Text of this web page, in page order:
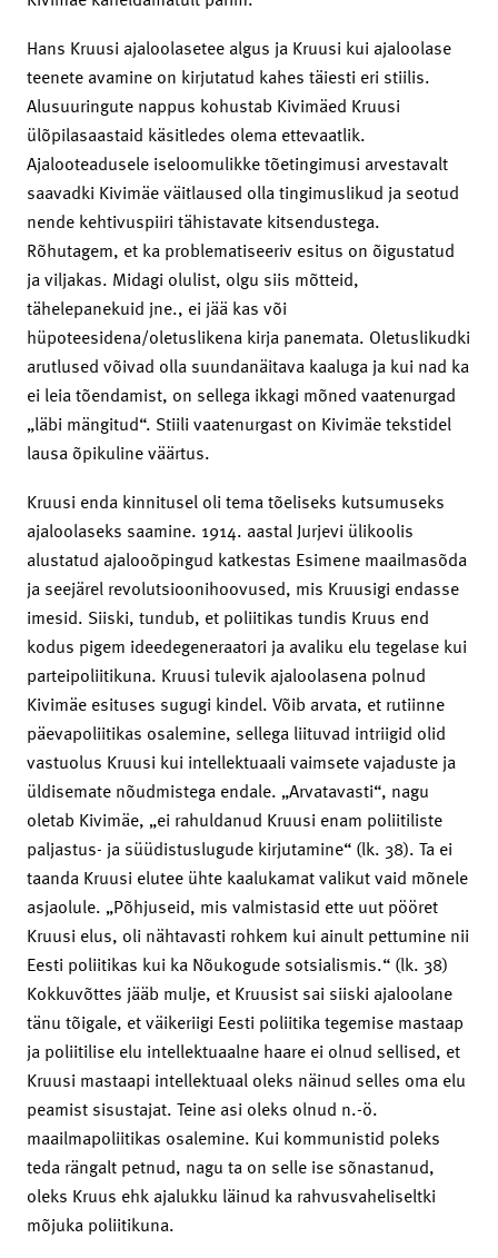
Hans Kruusi ajaloolasetee algus ja Kruusi kui ajaloolase
teenete avamine on kirjutatud kahes täiesti eri stiilis.
Alusuuringute nappus kohustab Kivimäed Kruusi
ülõpilasaastaid käsitledes olema ettevaatlik.
Ajalooteadusele iseloomulikke tõetingimusi arvestavalt
saavadki Kivimäe väitlaused olla tingimuslikud ja seotud
nende kehtivuspiiri tähistavate kitsendustega.
Rõhutagem, et ka problematiseeriv esitus on õigustatud
ja viljakas. Midagi olulist, olgu siis mõtteid,
tähelepanekuid jne., ei jää kas või
hüpoteesidena/oletuslikena kirja panemata. Oletuslikudki
arutlused võivad olla suundanäitava kaaluga ja kui nad ka
ei leia tõendamist, on sellega ikkagi mõned vaatenurgad
„läbi mängitud“. Stiili vaatenurgast on Kivimäe tekstidel
lausa õpikuline väärtus.
Kruusi enda kinnitusel oli tema tõeliseks kutsumuseks
ajaloolaseks saamine. 1914. aastal Jurjevi ülikoolis
alustatud ajalooõpingud katkestas Esimene maailmasõda
ja seejärel revolutsioonihoovused, mis Kruusigi endasse
imesid. Siiski, tundub, et poliitikas tundis Kruus end
kodus pigem ideedegeneraatori ja avaliku elu tegelase kui
parteipoliitikuna. Kruusi tulevik ajaloolasena polnud
Kivimäe esituses sugugi kindel. Võib arvata, et rutiinne
päevapoliitikas osalemine, sellega liituvad intriigid olid
vastuolus Kruusi kui intellektuaali vaimsete vajaduste ja
üldisemate nõudmistega endale. „Arvatavasti“, nagu
oletab Kivimäe, „ei rahuldanud Kruusi enam poliitiliste
paljastus- ja süüdistuslugude kirjutamine“ (lk. 38). Ta ei
taanda Kruusi elutee ühte kaalukamat valikut vaid mõnele
asjaolule. „Põhjuseid, mis valmistasid ette uut pööret
Kruusi elus, oli nähtavasti rohkem kui ainult pettumine nii
Eesti poliitikas kui ka Nõukogude sotsialismis.“ (lk. 38)
Kokkuvõttes jääb mulje, et Kruusist sai siiski ajaloolane
tänu tõigale, et väikeriigi Eesti poliitika tegemise mastaap
ja poliitilise elu intellektuaalne haare ei olnud sellised, et
Kruusi mastaapi intellektuaal oleks näinud selles oma elu
peamist sisustajat. Teine asi oleks olnud n.-ö.
maailmapoliitikas osalemine. Kui kommunistid poleks
teda rängalt petnud, nagu ta on selle ise sõnastanud,
oleks Kruus ehk ajalukku läinud ka rahvusvaheliseltki
mõjuka poliitikuna.